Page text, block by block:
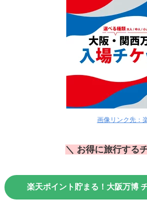
画像リンク先：
＼ お得に旅行する
楽天ポイント貯まる！大阪万博